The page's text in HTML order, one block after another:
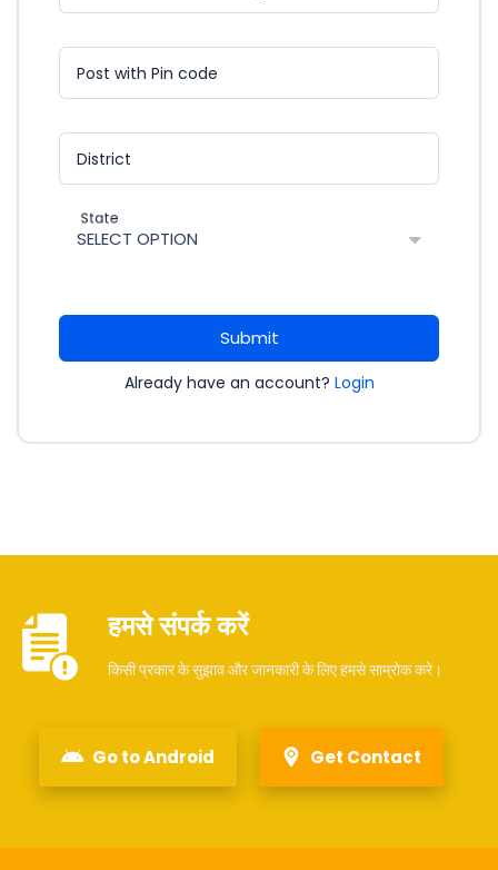
Post with Pin code
District
SELECT OPTION
State
Submit
Already have an account? Login
हमसे संपर्क करें
किसी प्रकार के सुझाव और जानकारी के लिए हमसे साम्रोक करे।
Go to Android Get Contact